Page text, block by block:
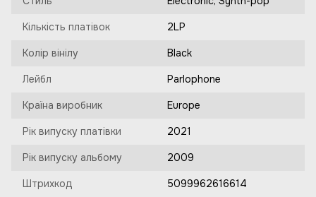
Кількість платівок 2LP
Колір вінілу Black
Лейбл Parlophone
Країна виробник Europe
Рік випуску платівки 2021
Рік випуску альбому 2009
Штрихкод
5099962616614